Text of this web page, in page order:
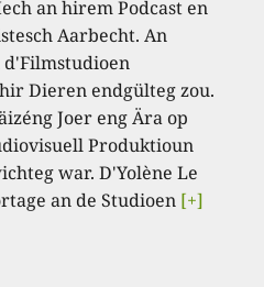
an hirem Podcast en
Aarbecht. An
d'Filmstudioen
Dieren endgülteg zou.
Joer eng Ära op
Produktioun
war. D'Yolène Le
an de Studioen [+]